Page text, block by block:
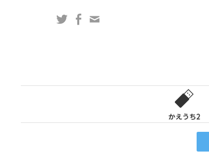
ス
TwitterFacebook
かえうち2